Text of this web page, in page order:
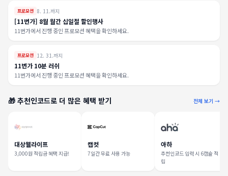
프로모션 8. 11.까지
[11번가] 8월 월간 십일절 할인행사
11번가에서 진행 중인 프로모션 혜택을 확인하세요.
프로모션 12. 31.까지
11번가 10분 러쉬
11번가에서 진행 중인 프로모션 혜택을 확인하세요.
🎁 추천인코드로 더 많은 혜택 받기 전체 보기 →
대상웰라이프
3,000원 적립금 혜택 지급!
캡컷
7일간 무료 사용 가능
아하
추천인코드 입력 시 6캡슐 적
립